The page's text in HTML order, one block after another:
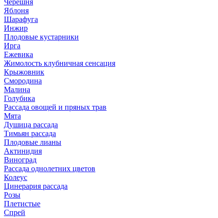
Черешня
Яблоня
Шарафуга
Инжир
Плодовые кустарники
Ирга
Ежевика
Жимолость клубничная сенсация
Крыжовник
Смородина
Малина
Голубика
Рассада овощей и пряных трав
Мята
Душица рассада
Тимьян рассада
Плодовые лианы
Актинидия
Виноград
Рассада однолетних цветов
Колеус
Цинерария рассада
Розы
Плетистые
Спрей